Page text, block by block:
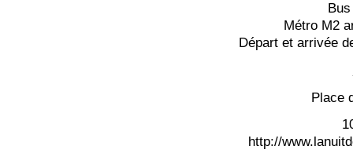
Métro M2
Départ et arrivée
Place
http://